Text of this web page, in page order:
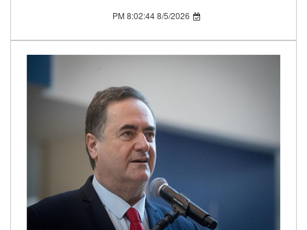
8/5/2026 8:02:44 PM